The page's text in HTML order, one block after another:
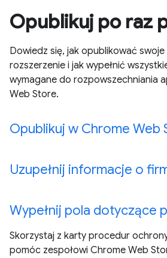
Opublikuj po raz
Dowiedz się, jak opublikować
rozszerzenie i jak wypełnić
wymagane do rozpowszechniania
Web Store.
Opublikuj w Chrome Web
Uzupełnij informacje o
Wypełnij pola dotyczące
Skorzystaj z karty procedur
pomóc zespołowi Chrome Web